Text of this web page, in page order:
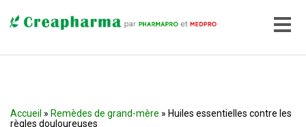
Accueil » Remèdes de grand-mère » Huiles essentielles contre les
règles douloureuses